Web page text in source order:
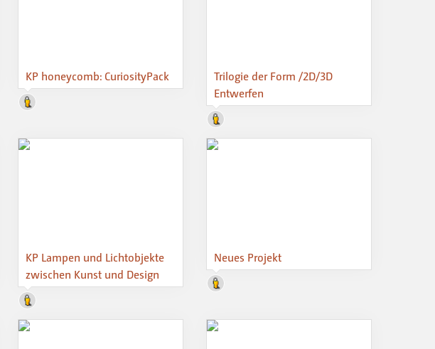
KP honeycomb: CuriosityPack
Trilogie der Form /2D/3D
Entwerfen
KP Lampen und Lichtobjekte
zwischen Kunst und Design
Neues Projekt